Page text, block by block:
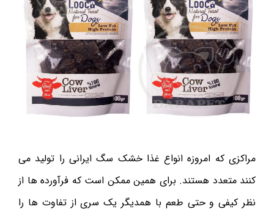
مراکزی که امروزه انواع غذا خشک سگ ایرانی را تولید می
کنند متعدد هستند. برای همین ممکن است که فرآورده ها از
نظر کیفی و حتی طعم با همدیگر یک سری از تفاوت ها را